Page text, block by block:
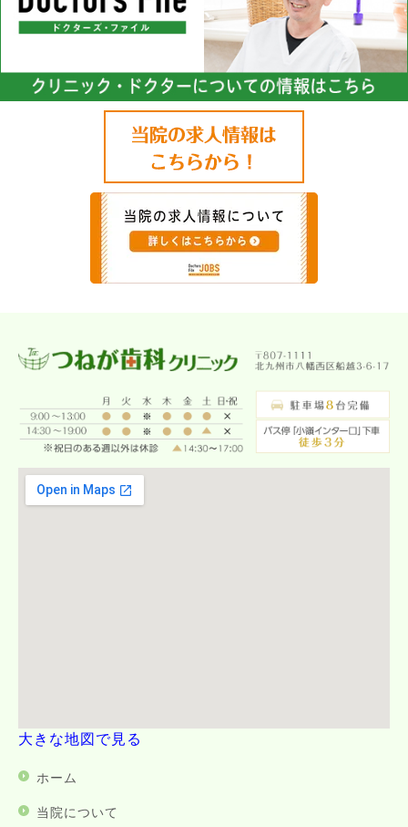
大きな地図で見る
ホーム
当院について